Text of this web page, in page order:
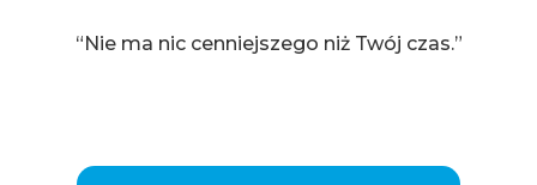
“Nie ma nic cenniejszego niż Twój czas.”